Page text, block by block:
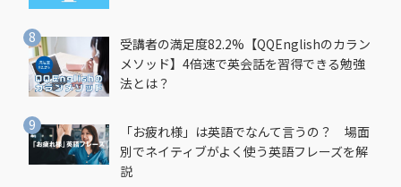
受講者の満足度82.2%【QQEnglishのカラン
メソッド】4倍速で英会話を習得できる勉強
法とは？
「お疲れ様」は英語でなんて言うの？ 場面
別でネイティブがよく使う英語フレーズを解
説